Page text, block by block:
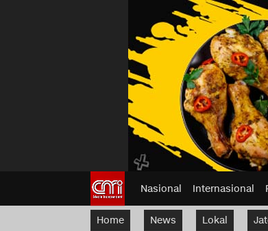
Nasional Internasional
Home News Lokal